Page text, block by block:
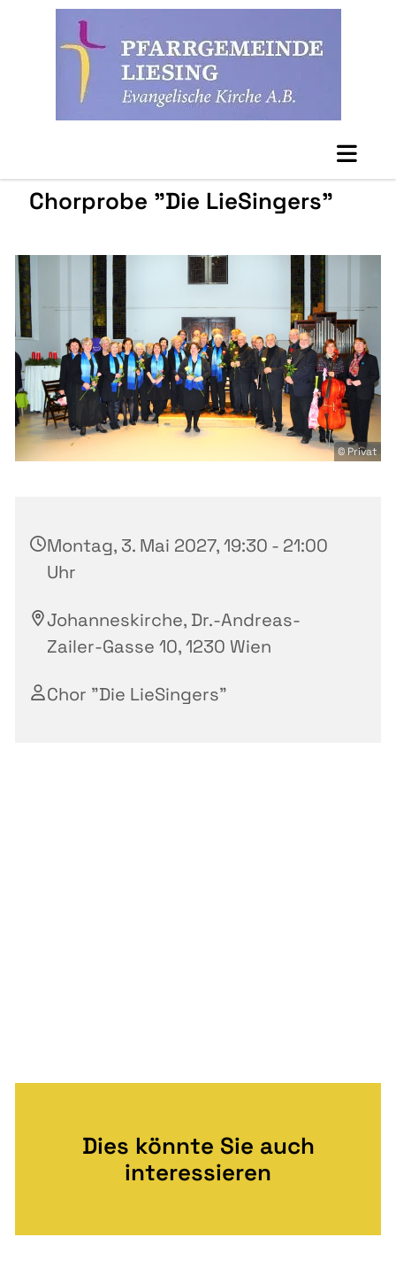
Chorprobe "Die LieSingers"
© Privat
Montag, 3. Mai 2027, 19:30 - 21:00
Uhr
Johanneskirche, Dr.-Andreas-
Zailer-Gasse 10, 1230 Wien
Chor "Die LieSingers"
Dies könnte Sie auch
interessieren